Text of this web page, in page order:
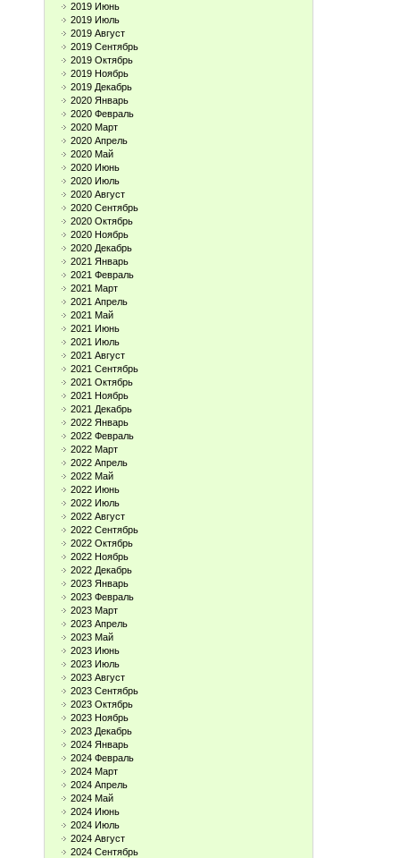
2019 Июнь
2019 Июль
2019 Август
2019 Сентябрь
2019 Октябрь
2019 Ноябрь
2019 Декабрь
2020 Январь
2020 Февраль
2020 Март
2020 Апрель
2020 Май
2020 Июнь
2020 Июль
2020 Август
2020 Сентябрь
2020 Октябрь
2020 Ноябрь
2020 Декабрь
2021 Январь
2021 Февраль
2021 Март
2021 Апрель
2021 Май
2021 Июнь
2021 Июль
2021 Август
2021 Сентябрь
2021 Октябрь
2021 Ноябрь
2021 Декабрь
2022 Январь
2022 Февраль
2022 Март
2022 Апрель
2022 Май
2022 Июнь
2022 Июль
2022 Август
2022 Сентябрь
2022 Октябрь
2022 Ноябрь
2022 Декабрь
2023 Январь
2023 Февраль
2023 Март
2023 Апрель
2023 Май
2023 Июнь
2023 Июль
2023 Август
2023 Сентябрь
2023 Октябрь
2023 Ноябрь
2023 Декабрь
2024 Январь
2024 Февраль
2024 Март
2024 Апрель
2024 Май
2024 Июнь
2024 Июль
2024 Август
2024 Сентябрь